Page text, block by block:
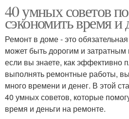
40 умных советов
сэкономить время и
Ремонт в доме - это
может быть дорогим и
если вы знаете, как эффективно
выполнять ремонтные работы,
много времени и денег. В этой
40 умных советов, которые
время и деньги на ремонте.